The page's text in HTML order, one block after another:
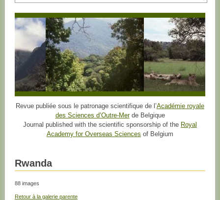
Revue publiée sous le patronage scientifique de l’Académie royale
des Sciences d’Outre-Merde Belgique
Journal published with the scientific sponsorship of the Royal
Academy for Overseas Sciences of Belgium
Rwanda
88 images
Retour à la galerie parente